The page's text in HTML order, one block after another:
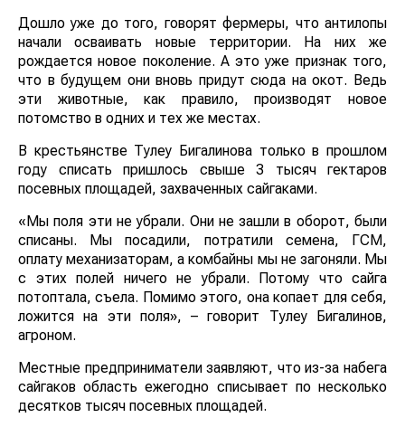
Дошло уже до того, говорят фермеры, что антилопы
начали осваивать новые территории. На них же
рождается новое поколение. А это уже признак того,
что в будущем они вновь придут сюда на окот. Ведь
эти животные, как правило, производят новое
потомство в одних и тех же местах.
В крестьянстве Тулеу Бигалинова только в прошлом
году списать пришлось свыше 3 тысяч гектаров
посевных площадей, захваченных сайгаками.
«Мы поля эти не убрали. Они не зашли в оборот, были
списаны. Мы посадили, потратили семена, ГСМ,
оплату механизаторам, а комбайны мы не загоняли. Мы
с этих полей ничего не убрали. Потому что сайга
потоптала, съела. Помимо этого, она копает для себя,
ложится на эти поля», – говорит Тулеу Бигалинов,
агроном.
Местные предприниматели заявляют, что из-за набега
сайгаков область ежегодно списывает по несколько
десятков тысяч посевных площадей.